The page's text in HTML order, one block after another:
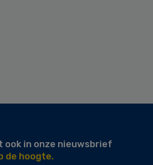
in onze nieuwsbrief
de hoogte.